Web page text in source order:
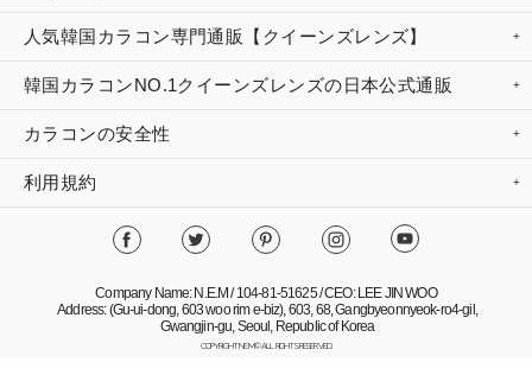
人気韓国カラコン専門通販【クイーンズレンズ】
韓国カラコンNO.1クイーンズレンズの日本公式通販
カラコンの安全性
利用規約
Company Name: N.E.M / 104-81-51625 / CEO: LEE JIN WOO
Address: (Gu-ui-dong, 603 woo rim e-biz), 603, 68, Gangbyeonnyeok-ro4-gil,
Gwangjin-gu, Seoul, Republic of Korea
COPYRIGHT NEM© ALL RIGHTS RESERVED.